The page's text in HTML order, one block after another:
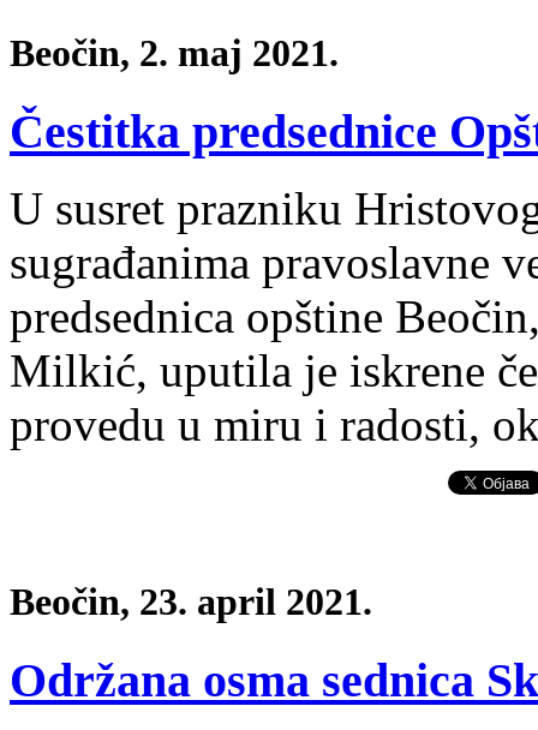
Beočin, 2. maj 2021.
Čestitka predsednice
U susret prazniku
sugrađanima pravoslavne
predsednica opštine
Milkić, uputila je iskrene
provedu u miru i radosti,
Beočin, 23. april 2021.
Održana osma sednica